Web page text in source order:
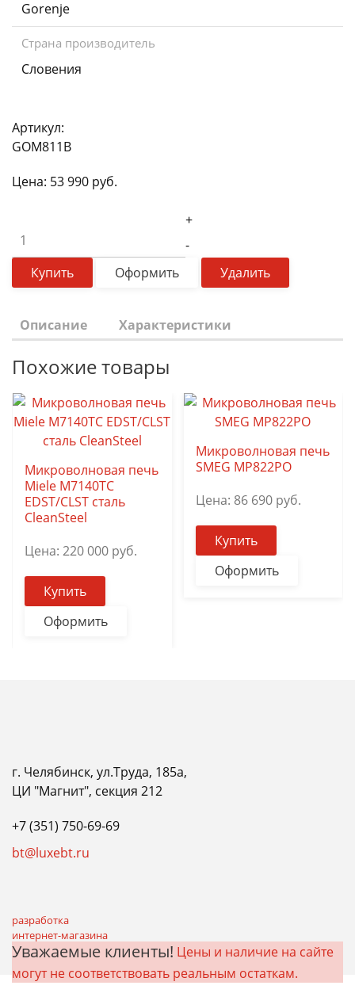
Gorenje
Страна производитель
Словения
Артикул:
GOM811B
Цена: 53 990 руб.
+
-
Купить
Оформить Удалить
Описание Характеристики
Похожие товары
Микроволновая печь
Miele M7140TC
EDST/CLST сталь
CleanSteel
Цена: 220 000 руб.
Купить
Оформить
Микроволновая печь
SMEG MP822PO
Цена: 86 690 руб.
Купить
Оформить
г. Челябинск, ул.Труда, 185а,
ЦИ "Магнит", секция 212
+7 (351) 750-69-69
bt@luxebt.ru
разработка
интернет-магазина
Уважаемые клиенты! Цены и наличие на сайте
могут не соответствовать реальным остаткам.